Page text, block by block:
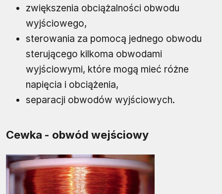
zwiększenia obciążalności obwodu
wyjściowego,
sterowania za pomocą jednego obwodu
sterującego kilkoma obwodami
wyjściowymi, które mogą mieć różne
napięcia i obciążenia,
separacji obwodów wyjściowych.
Cewka - obwód wejściowy